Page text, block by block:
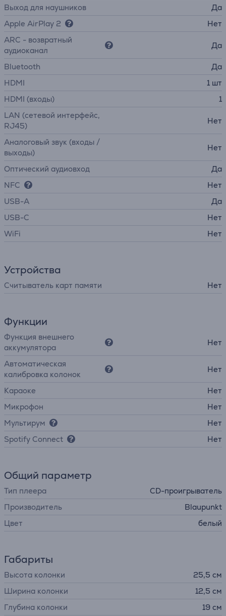
Выход для наушников
Да
Apple AirPlay 2
Нет
ARC - возвратный
аудиоканал
Да
Bluetooth
Да
HDMI
1 шт
HDMI (входы)
1
LAN (сетевой интерфейс,
RJ45)
Нет
Аналоговый звук (входы /
выходы)
Нет
Оптический аудиовход
Да
NFC
Нет
USB-A
Да
USB-C
Нет
WiFi
Нет
Устройства
Считыватель карт памяти Нет
Функции
Функция внешнего
аккумулятора
Нет
Автоматическая
калибровка колонок
Нет
Караоке
Нет
Микрофон
Нет
Мультирум
Нет
Spotify Connect
Нет
Общий параметр
Тип плеера
CD-проигрыватель
Производитель
Blaupunkt
Цвет
белый
Габариты
Высота колонки
25,5 см
Ширина колонки
12,5 см
Глубина колонки
19 см